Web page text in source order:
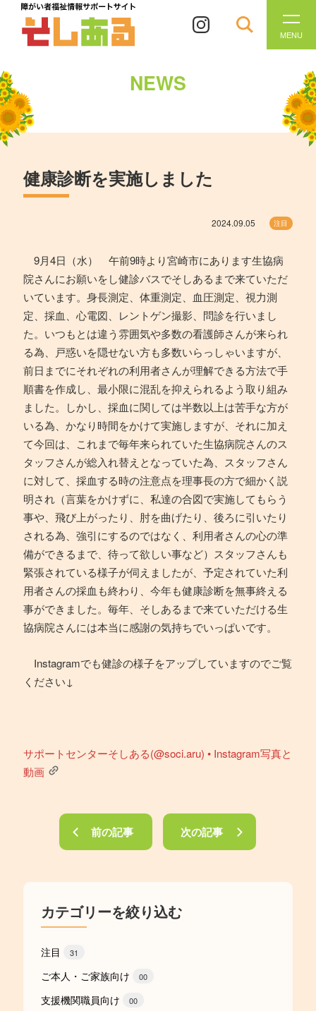
MENU
NEWS
健康診断を実施しました
2024.09.05 注目
9月4日（水） 午前9時より宮崎市にあります生協病
院さんにお願いをし健診バスでそしあるまで来ていただ
いています。身長測定、体重測定、血圧測定、視力測
定、採血、心電図、レントゲン撮影、問診を行いまし
た。いつもとは違う雰囲気や多数の看護師さんが来られ
る為、戸惑いを隠せない方も多数いらっしゃいますが、
前日までにそれぞれの利用者さんが理解できる方法で手
順書を作成し、最小限に混乱を抑えられるよう取り組み
ました。しかし、採血に関しては半数以上は苦手な方が
いる為、かなり時間をかけて実施しますが、それに加え
て今回は、これまで毎年来られていた生協病院さんのス
タッフさんが総入れ替えとなっていた為、スタッフさん
に対して、採血する時の注意点を理事長の方で細かく説
明され（言葉をかけずに、私達の合図で実施してもらう
事や、飛び上がったり、肘を曲げたり、後ろに引いたり
される為、強引にするのではなく、利用者さんの心の準
備ができるまで、待って欲しい事など）スタッフさんも
緊張されている様子が伺えましたが、予定されていた利
用者さんの採血も終わり、今年も健康診断を無事終える
事ができました。毎年、そしあるまで来ていただける生
協病院さんには本当に感謝の気持ちでいっぱいです。
Instagramでも健診の様子をアップしていますのでご覧
ください↓
サポートセンターそしある(@soci.aru) • Instagram写真と
動画
前の記事 次の記事
カテゴリーを絞り込む
注目 31
ご本人・ご家族向け 00
支援機関職員向け 00